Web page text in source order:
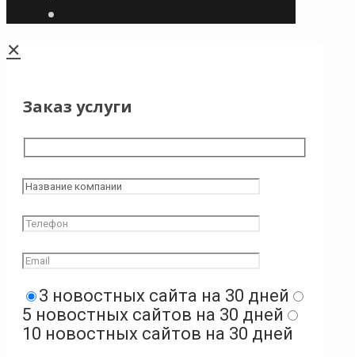
✕
Заказ услуги
3 новостных сайта на 30 дней
5 новостных сайтов на 30 дней
10 новостных сайтов на 30 дней